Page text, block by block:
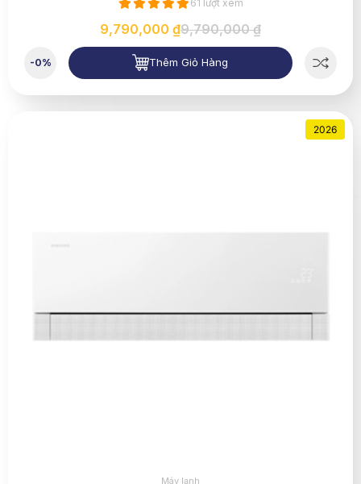
61 lượt xem
9,790,000 ₫9,790,000 ₫
-0% Thêm Giỏ Hàng
2026
Máy lạnh